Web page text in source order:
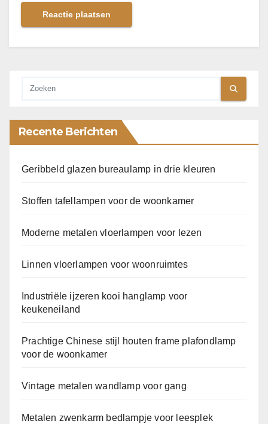
Recente Berichten
Geribbeld glazen bureaulamp in drie kleuren
Stoffen tafellampen voor de woonkamer
Moderne metalen vloerlampen voor lezen
Linnen vloerlampen voor woonruimtes
Industriële ijzeren kooi hanglamp voor
keukeneiland
Prachtige Chinese stijl houten frame plafondlamp
voor de woonkamer
Vintage metalen wandlamp voor gang
Metalen zwenkarm bedlampje voor leesplek